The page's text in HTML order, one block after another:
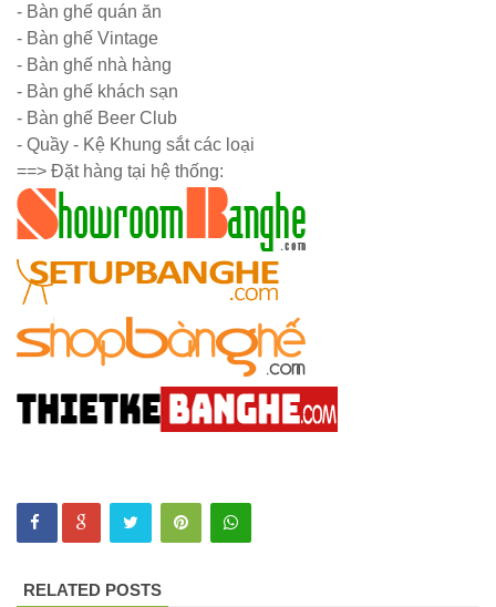
cho quán
cafe, quán
ăn sân
vườn, ban
công, sân
thượng
Set bàn ghế
tiếp khách
văn phòng
ghế bọc vải
màu xám
spa, nail,
studio, văn
phòng, căn
- Bàn ghế quán ăn
- Bàn ghế Vintage
- Bàn ghế nhà hàng
- Bàn ghế khách sạn
- Bàn ghế Beer Club
- Quầy - Kệ Khung sắt các loại
==> Đặt hàng tại hệ thống:
RELATED POSTS